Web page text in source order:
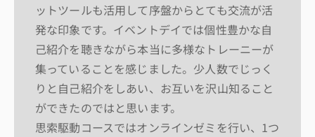
ットツールも活用して序盤からとても交流が活
発な印象です。イベントデイでは個性豊かな自
己紹介を聴きながら本当に多様なトレーニーが
集っていることを感じました。少人数でじっく
りと自己紹介をしあい、お互いを沢山知ること
ができたのではと思います。
思索駆動コースではオンラインゼミを行い、1つ